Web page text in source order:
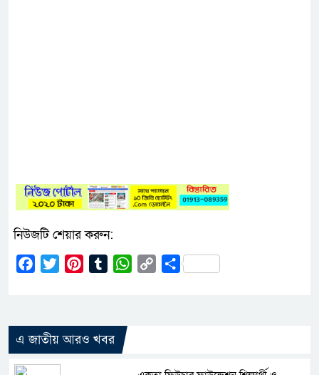
নিউজটি শেয়ার করুন:
Facebook
Twitter PinterestTumblrWhatsApp
CopyShare
এ জাতীয় আরও খবর